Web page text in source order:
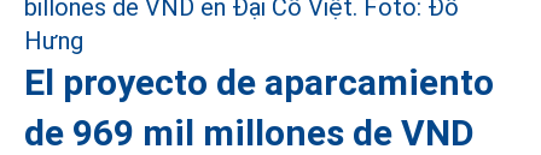
El proyecto de aparcamiento
de 969 mil millones de VND